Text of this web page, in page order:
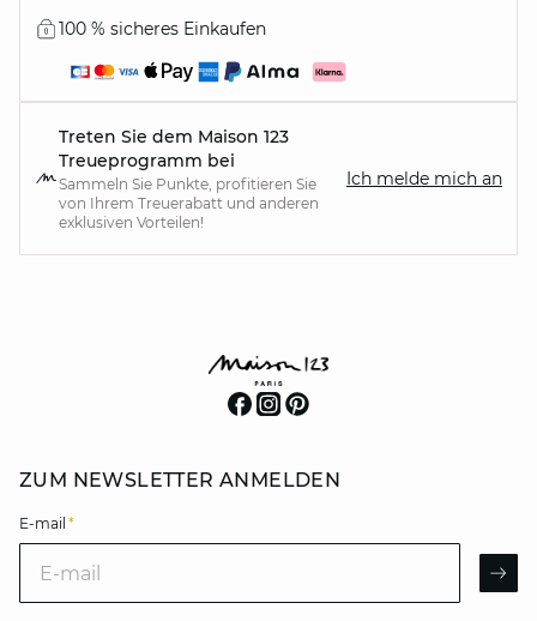
100 % sicheres Einkaufen
Treten Sie dem Maison 123
Treueprogramm bei
Sammeln Sie Punkte, profitieren Sie
von Ihrem Treuerabatt und anderen
exklusiven Vorteilen!
Ich melde mich an
ZUM NEWSLETTER ANMELDEN
E-mail *